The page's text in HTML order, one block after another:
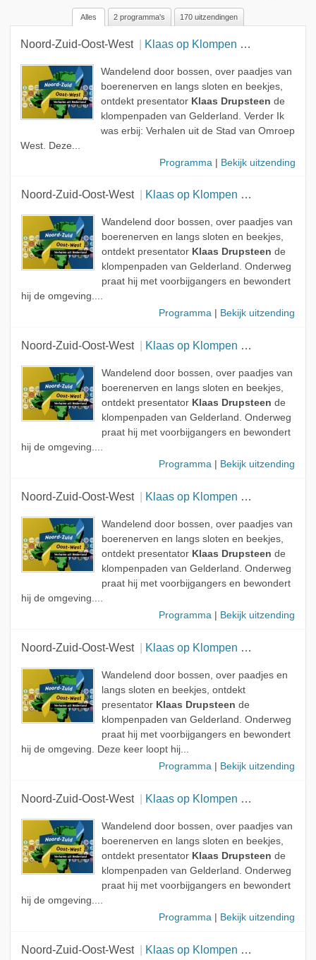
Alle rollen
Geen rol
Presentator
Gast
Onderwerp
Alles 2 programma's 170 uitzendingen
Noord-Zuid-Oost-West Klaas op Klompen - Ik was erbij: North Sea Jazz
Wandelend door bossen, over paadjes van
boerenerven en langs sloten en beekjes,
ontdekt presentator Klaas Drupsteen de
klompenpaden van Gelderland. Verder Ik
was erbij: Verhalen uit de Stad van Omroep
West. Deze...
Programma
Bekijk uitzending
Noord-Zuid-Oost-West Klaas op Klompen - De Keuken van Zeeland
Wandelend door bossen, over paadjes van
boerenerven en langs sloten en beekjes,
ontdekt presentator Klaas Drupsteen de
klompenpaden van Gelderland. Onderweg
praat hij met voorbijgangers en bewondert
hij de omgeving....
Programma
Bekijk uitzending
Noord-Zuid-Oost-West Klaas op Klompen - Route C
Wandelend door bossen, over paadjes van
boerenerven en langs sloten en beekjes,
ontdekt presentator Klaas Drupsteen de
klompenpaden van Gelderland. Onderweg
praat hij met voorbijgangers en bewondert
hij de omgeving....
Programma
Bekijk uitzending
Noord-Zuid-Oost-West Klaas op Klompen - Route C
Wandelend door bossen, over paadjes van
boerenerven en langs sloten en beekjes,
ontdekt presentator Klaas Drupsteen de
klompenpaden van Gelderland. Onderweg
praat hij met voorbijgangers en bewondert
hij de omgeving....
Programma
Bekijk uitzending
Noord-Zuid-Oost-West Klaas op Klompen - Trugkieke
Wandelend door bossen, over paadjes en
langs sloten en beekjes, ontdekt
presentator Klaas Drupsteen de
klompenpaden van Gelderland. Onderweg
praat hij met voorbijgangers en bewondert
hij de omgeving. Deze keer loopt hij...
Programma
Bekijk uitzending
Noord-Zuid-Oost-West Klaas op Klompen - Ik was erbij
Wandelend door bossen, over paadjes van
boerenerven en langs sloten en beekjes,
ontdekt presentator Klaas Drupsteen de
klompenpaden van Gelderland. Onderweg
praat hij met voorbijgangers en bewondert
hij de omgeving....
Programma
Bekijk uitzending
Noord-Zuid-Oost-West Klaas op Klompen - Route C